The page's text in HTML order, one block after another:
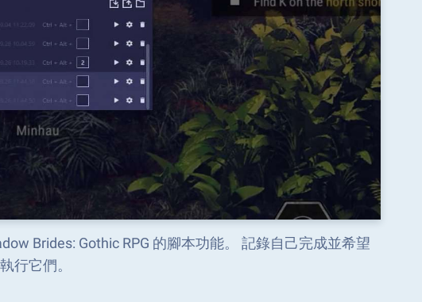
Brides: Gothic RPG 的腳本功能。 記錄自己完成並希望
行它們。